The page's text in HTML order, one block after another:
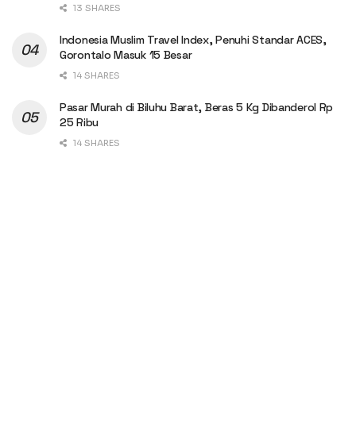
13 SHARES
Indonesia Muslim Travel Index, Penuhi Standar ACES,
Gorontalo Masuk 15 Besar
14 SHARES
Pasar Murah di Biluhu Barat, Beras 5 Kg Dibanderol Rp
25 Ribu
14 SHARES